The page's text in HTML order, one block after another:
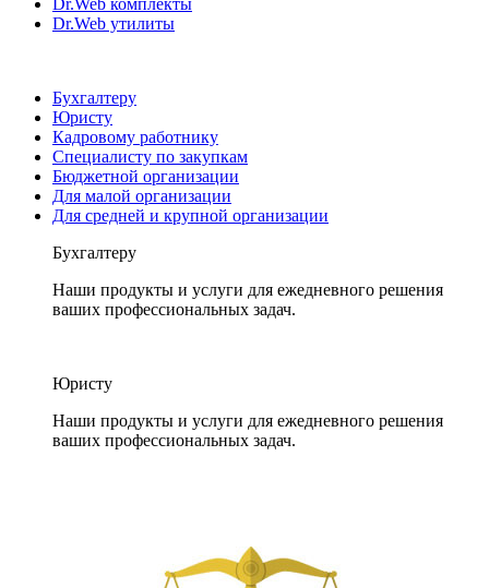
Dr.Web комплекты
Dr.Web утилиты
Бухгалтеру
Юристу
Кадровому работнику
Специалисту по закупкам
Бюджетной организации
Для малой организации
Для средней и крупной организации
Бухгалтеру
Наши продукты и услуги для ежедневного решения
ваших профессиональных задач.
Юристу
Наши продукты и услуги для ежедневного решения
ваших профессиональных задач.